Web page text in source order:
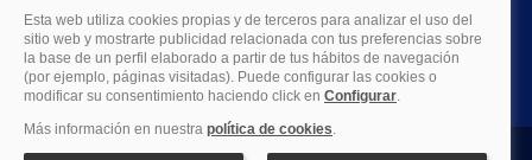
Becas para hondureños
Becas para paraguayos
Becas para uruguayos
Becas para salvadoreños
1999-2026 Becas.com @Todos los derechos reservados